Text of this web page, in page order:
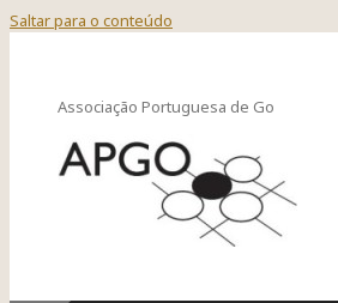
Saltar para o conteúdo
Associação Portuguesa de Go